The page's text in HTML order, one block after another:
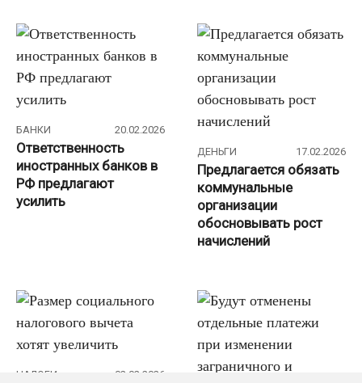
БАНКИ 20.02.2026
Ответственность
иностранных банков в
РФ предлагают
усилить
ДЕНЬГИ 17.02.2026
Предлагается обязать
коммунальные
организации
обосновывать рост
начислений
НАЛОГИ 02.02.2026